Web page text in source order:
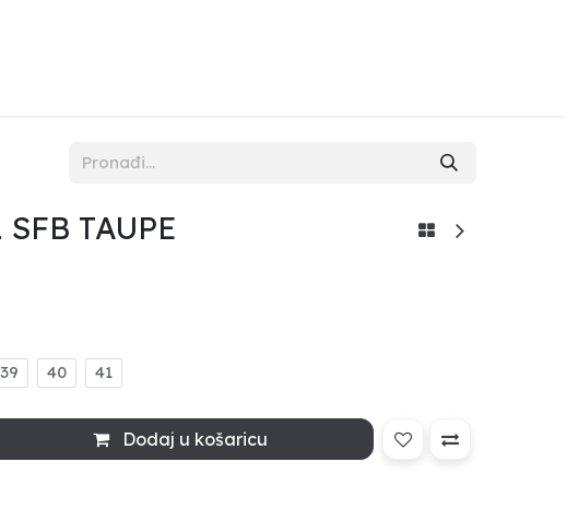
TAUPE
39 40 41
Dodaj u košaricu